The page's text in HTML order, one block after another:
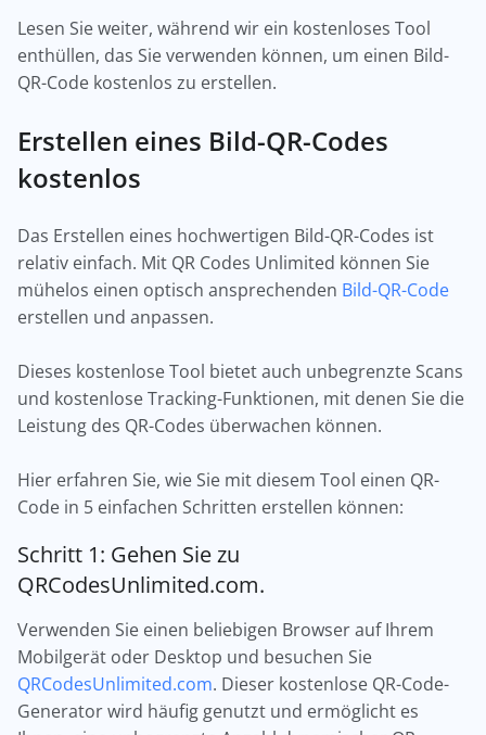
Lesen Sie weiter, während wir ein kostenloses Tool
enthüllen, das Sie verwenden können, um einen Bild-
QR-Code kostenlos zu erstellen.
Erstellen eines Bild-QR-Codes
kostenlos
Das Erstellen eines hochwertigen Bild-QR-Codes ist
relativ einfach. Mit QR Codes Unlimited können Sie
mühelos einen optisch ansprechenden Bild-QR-Code
erstellen und anpassen.
Dieses kostenlose Tool bietet auch unbegrenzte Scans
und kostenlose Tracking-Funktionen, mit denen Sie die
Leistung des QR-Codes überwachen können.
Hier erfahren Sie, wie Sie mit diesem Tool einen QR-
Code in 5 einfachen Schritten erstellen können:
Schritt 1: Gehen Sie zu
QRCodesUnlimited.com.
Verwenden Sie einen beliebigen Browser auf Ihrem
Mobilgerät oder Desktop und besuchen Sie
QRCodesUnlimited.com. Dieser kostenlose QR-Code-
Generator wird häufig genutzt und ermöglicht es